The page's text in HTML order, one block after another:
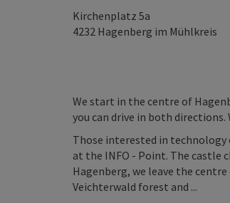
Kirchenplatz 5a
4232 Hagenberg im Mühlkreis
We start in the centre of
you can drive in both
Those interested in
at the INFO - Point. The castle
Hagenberg, we leave the
Veichterwald forest and ...